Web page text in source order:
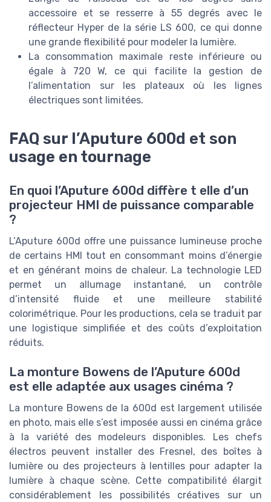
accessoire et se resserre à 55 degrés avec le
réflecteur Hyper de la série LS 600, ce qui donne
une grande flexibilité pour modeler la lumière.
La consommation maximale reste inférieure ou
égale à 720 W, ce qui facilite la gestion de
l’alimentation sur les plateaux où les lignes
électriques sont limitées.
FAQ sur l’Aputure 600d et son
usage en tournage
En quoi l’Aputure 600d diffère t elle d’un
projecteur HMI de puissance comparable
?
L’Aputure 600d offre une puissance lumineuse proche
de certains HMI tout en consommant moins d’énergie
et en générant moins de chaleur. La technologie LED
permet un allumage instantané, un contrôle
d’intensité fluide et une meilleure stabilité
colorimétrique. Pour les productions, cela se traduit par
une logistique simplifiée et des coûts d’exploitation
réduits.
La monture Bowens de l’Aputure 600d
est elle adaptée aux usages cinéma ?
La monture Bowens de la 600d est largement utilisée
en photo, mais elle s’est imposée aussi en cinéma grâce
à la variété des modeleurs disponibles. Les chefs
électros peuvent installer des Fresnel, des boîtes à
lumière ou des projecteurs à lentilles pour adapter la
lumière à chaque scène. Cette compatibilité élargit
considérablement les possibilités créatives sur un